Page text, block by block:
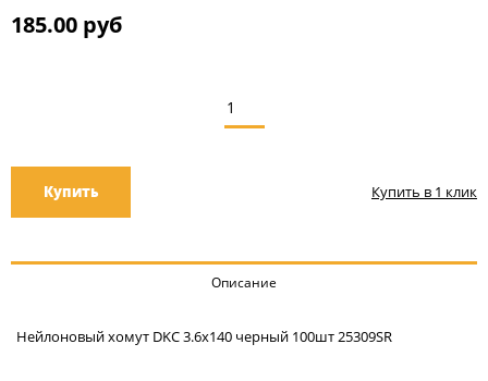
185.00 руб
Купить Купить в 1 клик
Описание
Нейлоновый хомут DKC 3.6х140 черный 100шт 25309SR